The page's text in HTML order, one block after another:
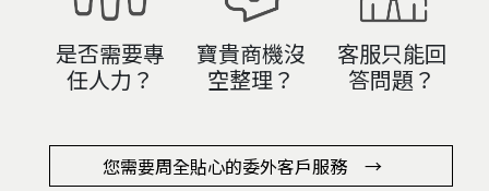
是否需要專
任人力？
寶貴商機沒
空整理？
客服只能回
答問題？
您需要周全貼心的委外客戶服務 →